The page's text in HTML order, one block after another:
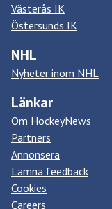
Västerås IK
Östersunds IK
NHL
Nyheter inom NHL
Länkar
Om HockeyNews
Partners
Annonsera
Lämna feedback
Cookies
Careers